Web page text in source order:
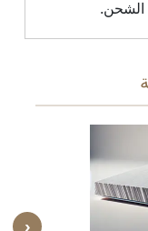
الشحن.
‹